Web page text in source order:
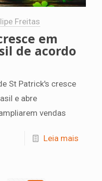
Freitas
em
de acordo
St Patrick's cresce
e abre
vendas
Leia mais